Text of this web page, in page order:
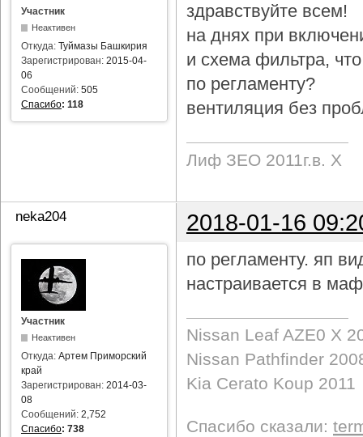
Участник
Неактивен
Откуда: Туймазы Башкирия
Зарегистрирован: 2015-04-
06
Сообщений: 505
Спасибо: 118
здравствуйте всем!
на днях при
и схема фильтра,
по регламенту?
вентиляция без
Лиф ЗЕО 2011г.в. Х
neka204 2018-01-16
Участник
Неактивен
Откуда: Артем Приморский
край
Зарегистрирован: 2014-03-
08
Сообщений: 2,752
Спасибо: 738
по регламенту. яп
настраивается в
Nissan Leaf AZE0 X
Nissan Pathfinder
Kia Cerato Koup 2011
Спасибо сказали: